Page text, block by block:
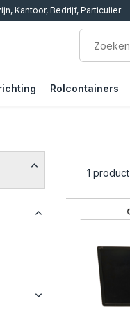
Kantoor, Bedrijf, Particulier
Rolcontainers
1 product